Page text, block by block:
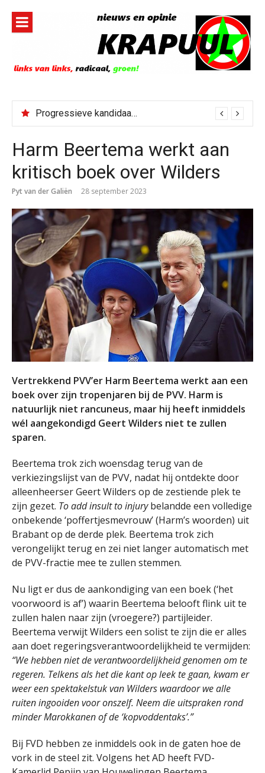
inhoud
Progressieve kandidaat El-Sayed senaatskandidaat Michigan
Harm Beertema werkt aan
kritisch boek over Wilders
Pyt van der Galiën 28 september 2023
Vertrekkend PVV’er Harm Beertema werkt aan een
boek over zijn tropenjaren bij de PVV. Harm is
natuurlijk niet rancuneus, maar hij heeft inmiddels
wél aangekondigd Geert Wilders niet te zullen
sparen.
Beertema trok zich woensdag terug van de
verkiezingslijst van de PVV, nadat hij ontdekte door
alleenheerser Geert Wilders op de zestiende plek te
zijn gezet. To add insult to injurybelandde een volledige
onbekende ‘poffertjesmevrouw’ (Harm’s woorden) uit
Brabant op de derde plek. Beertema trok zich
verongelijkt terug en zei niet langer automatisch met
de PVV-fractie mee te zullen stemmen.
Nu ligt er dus de aankondiging van een boek (‘het
voorwoord is af’) waarin Beertema belooft flink uit te
zullen halen naar zijn (vroegere?) partijleider.
Beertema verwijt Wilders een solist te zijn die er alles
aan doet regeringsverantwoordelijkheid te vermijden:
“We hebben niet de verantwoordelijkheid genomen om te
regeren. Telkens als het die kant op leek te gaan, kwam er
weer een spektakelstuk van Wilders waardoor we alle
ruiten ingooiden voor onszelf. Neem die uitspraken rond
minder Marokkanen of de ‘kopvoddentaks’.”
Bij FVD hebben ze inmiddels ook in de gaten hoe de
vork in de steel zit. Volgens het AD heeft FVD-